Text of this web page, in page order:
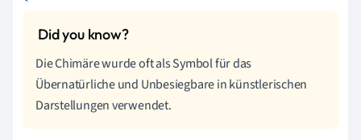
Die Chimäre wurde oft als Symbol für das
Übernatürliche und Unbesiegbare in künstlerischen
Darstellungen verwendet.